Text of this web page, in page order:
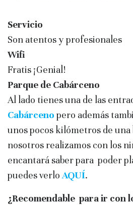
Servicio
Son atentos y profesionales
Wifi
Fratis ¡Genial!
Parque de Cabárceno
Al lado tienes una de las
Cabárceno pero además
unos pocos kilómetros de
nosotros realizamos con los
encantará saber para poder
puedes verloAQUÍ.
¿Recomendable para ir con